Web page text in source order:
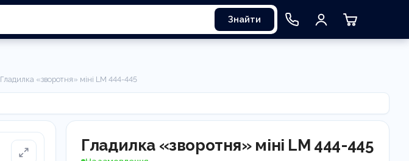
Знайти
Гладилка «зворотня» міні LM 444-445
Гладилка «зворотня» міні LM 444-445